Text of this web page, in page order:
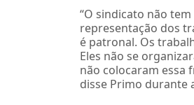
“O sindicato não
representação dos
é patronal. Os
Eles não se
não colocaram essa
disse Primo durante